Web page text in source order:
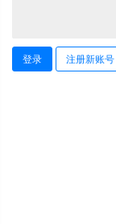
登录 注册新账号